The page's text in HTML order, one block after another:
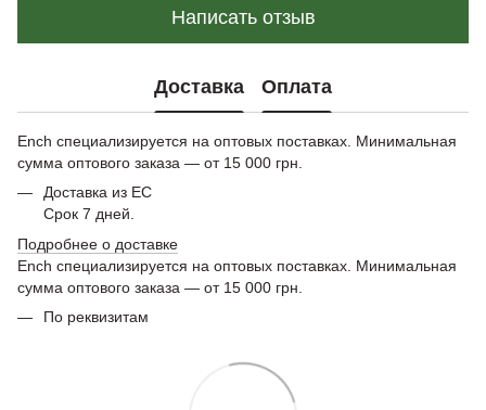
Написать отзыв
Доставка Оплата
Ench специализируется на оптовых поставках. Минимальная
сумма оптового заказа — от 15 000 грн.
Доставка из ЕС
Срок 7 дней.
Подробнее о доставке
Ench специализируется на оптовых поставках. Минимальная
сумма оптового заказа — от 15 000 грн.
По реквизитам